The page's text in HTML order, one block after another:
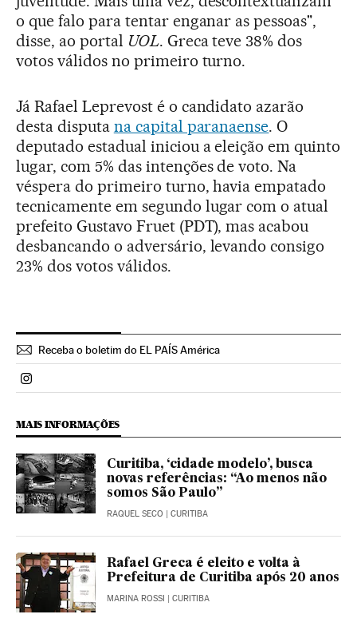
o que falo para tentar enganar as pessoas",
disse, ao portal UOL. Greca teve 38% dos
votos válidos no primeiro turno.
Já Rafael Leprevost é o candidato azarão
desta disputa na capital paranaense. O
deputado estadual iniciou a eleição em quinto
lugar, com 5% das intenções de voto. Na
véspera do primeiro turno, havia empatado
tecnicamente em segundo lugar com o atual
prefeito Gustavo Fruet (PDT), mas acabou
desbancando o adversário, levando consigo
23% dos votos válidos.
Receba o boletim do EL PAÍS América
Politica El País Brasil en Instagram
MAIS INFORMAÇÕES
Curitiba, ‘cidade modelo’, busca
novas referências: “Ao menos não
somos São Paulo”
RAQUEL SECO | CURITIBA
Rafael Greca é eleito e volta à
Prefeitura de Curitiba após 20 anos
MARINA ROSSI | CURITIBA